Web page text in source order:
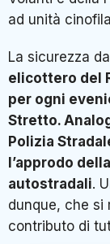
ad unità
La sicurezza
elicottero del
per ogni
Stretto.
Polizia
l’approdo
autostradali.
dunque, che si
contributo di